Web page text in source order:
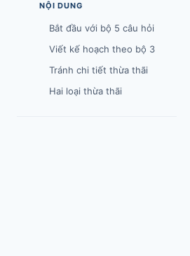
NỘI DUNG
Bắt đầu với bộ 5 câu hỏi
Viết kế hoạch theo bộ 3
Tránh chi tiết thừa thãi
Hai loại thừa thãi